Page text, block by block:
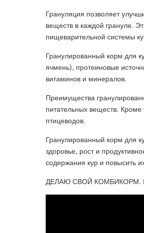
Грануляция позволяет
веществ в каждой грануле.
пищеварительной системы
Гранулированный корм для
ячмень), протеиновые
витаминов и минералов.
Преимущества
питательных веществ. Кроме
птицеводов.
Гранулированный корм для
здоровье, рост и
содержания кур и повысить
ДЕЛАЮ СВОЙ КОМБИКОРМ.